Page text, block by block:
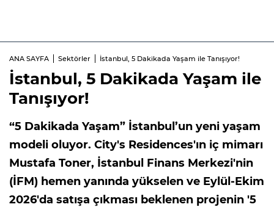
ANA SAYFA Sektörler İstanbul, 5 Dakikada Yaşam ile Tanışıyor!
İstanbul, 5 Dakikada Yaşam ile
Tanışıyor!
“5 Dakikada Yaşam” İstanbul’un yeni yaşam
modeli oluyor. City's Residences'ın iç mimarı
Mustafa Toner, İstanbul Finans Merkezi'nin
(İFM) hemen yanında yükselen ve Eylül-Ekim
2026'da satışa çıkması beklenen projenin '5